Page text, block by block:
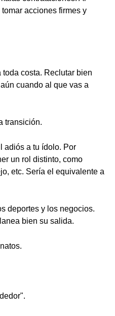
acciones firmes y
toda costa. Reclutar bien
cuando al que vas a
transición.
adiós a tu ídolo. Por
un rol distinto, como
etc. Sería el equivalente a
deportes y los negocios.
bien su salida.